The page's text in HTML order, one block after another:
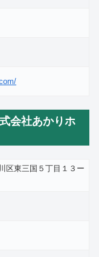
会社あかりホ
区東三国５丁目１３ー